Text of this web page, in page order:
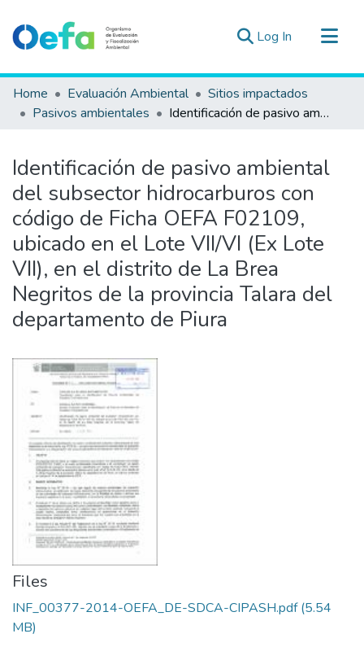
Log In (current)
Communities & Collections
All of DSpace
Estad. Externas
Guias ▾
Home Evaluación Ambiental
Sitios impactados
Pasivos ambientales
Identificación de pasivo ambiental del subsector hidrocarburos con código de Ficha OEFA F02109, ubicado en el Lote VII/VI (Ex Lote VII), en el distrito de La Brea Negritos de la provincia Talara del departamento de Piura
Identificación de pasivo ambiental
del subsector hidrocarburos con
código de Ficha OEFA F02109,
ubicado en el Lote VII/VI (Ex Lote
VII), en el distrito de La Brea
Negritos de la provincia Talara del
departamento de Piura
Files
INF_00377-2014-OEFA_DE-SDCA-CIPASH.pdf(5.54
MB)